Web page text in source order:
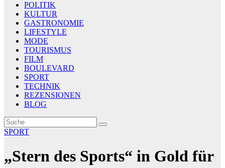
POLITIK
KULTUR
GASTRONOMIE
LIFESTYLE
MODE
TOURISMUS
FILM
BOULEVARD
SPORT
TECHNIK
REZENSIONEN
BLOG
SPORT
„Stern des Sports“ in Gold für